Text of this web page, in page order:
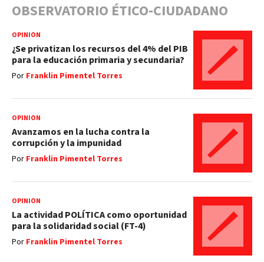
OBSERVATORIO ÉTICO-CIUDADANO
OPINIÓN
¿Se privatizan los recursos del 4% del PIB
para la educación primaria y secundaria?
Por Franklin Pimentel Torres
OPINIÓN
Avanzamos en la lucha contra la
corrupción y la impunidad
Por Franklin Pimentel Torres
OPINIÓN
La actividad POLÍTICA como oportunidad
para la solidaridad social (FT-4)
Por Franklin Pimentel Torres